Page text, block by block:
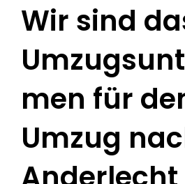
Wir sind
men für
Umzug